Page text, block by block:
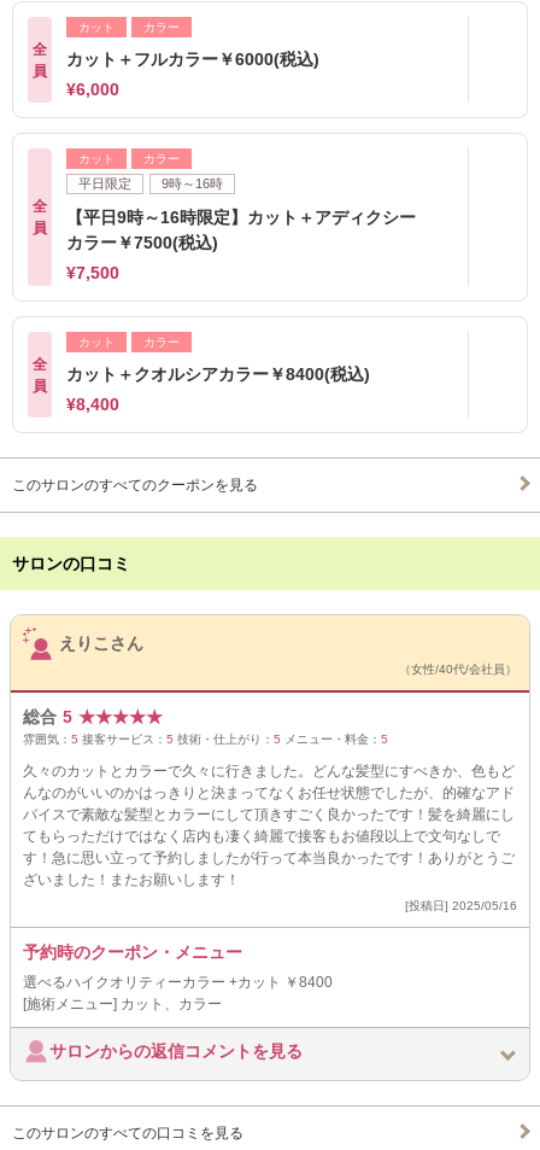
全
員
カット カラー
カット＋フルカラー￥6000(税込)
¥6,000
全
員
カット カラー
平日限定 9時～16時
【平日9時～16時限定】カット＋アディクシー
カラー￥7500(税込)
¥7,500
全
員
カット カラー
カット＋クオルシアカラー￥8400(税込)
¥8,400
このサロンのすべてのクーポンを見る
サロンの口コミ
サロンPick Up
えりこさん
（女性/40代/会社員）
総合 5 ★★★★★
雰囲気： 5 接客サービス： 5 技術・仕上がり： 5 メニュー・料金： 5
久々のカットとカラーで久々に行きました。どんな髪型にすべきか、色もど
んなのがいいのかはっきりと決まってなくお任せ状態でしたが、的確なアド
バイスで素敵な髪型とカラーにして頂きすごく良かったです！髪を綺麗にし
てもらっただけではなく店内も凄く綺麗で接客もお値段以上で文句なしで
す！急に思い立って予約しましたが行って本当良かったです！ありがとうご
ざいました！またお願いします！
[投稿日] 2025/05/16
予約時のクーポン・メニュー
選べるハイクオリティーカラー +カット ￥8400
[施術メニュー] カット、カラー
サロンからの返信コメントを見る
このサロンのすべての口コミを見る